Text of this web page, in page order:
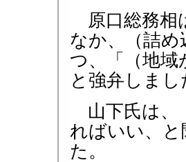
原口総務相
なか、（詰
つ、「（地
と強弁しまし
山下氏は、
ればいい、
た。